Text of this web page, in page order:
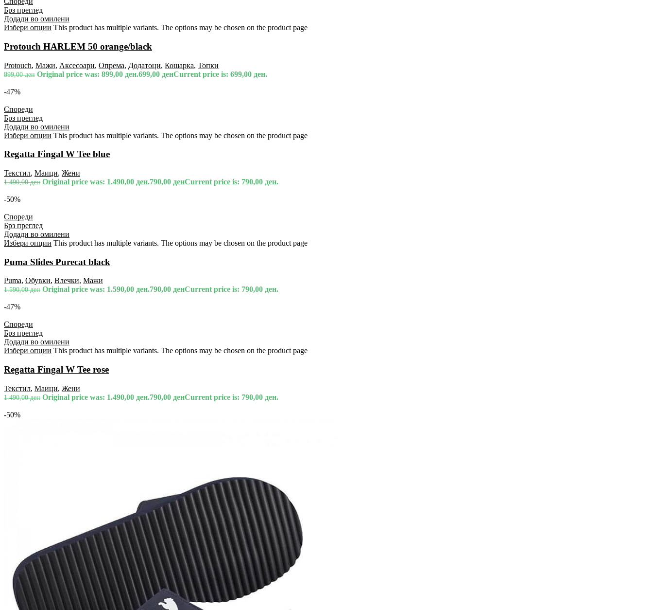
Брз преглед
Додади во омилени
Избери опции This product has multiple variants. The options may be chosen on the product page
Protouch HARLEM 50 orange/black
Protouch, Мажи, Аксесоари, Опрема, Додатоци, Кошарка, Топки
899,00ден Original price was: 899,00 ден.699,00 денCurrent price is: 699,00 ден.
-47%
Спореди
Брз преглед
Додади во омилени
Избери опции This product has multiple variants. The options may be chosen on the product page
Regatta Fingal W Tee blue
Текстил, Маици, Жени
1.490,00ден Original price was: 1.490,00 ден.790,00 денCurrent price is: 790,00 ден.
-50%
Спореди
Брз преглед
Додади во омилени
Избери опции This product has multiple variants. The options may be chosen on the product page
Puma Slides Purecat black
Puma, Обувки, Влечки, Мажи
1.590,00ден Original price was: 1.590,00 ден.790,00 денCurrent price is: 790,00 ден.
-47%
Спореди
Брз преглед
Додади во омилени
Избери опции This product has multiple variants. The options may be chosen on the product page
Regatta Fingal W Tee rose
Текстил, Маици, Жени
1.490,00ден Original price was: 1.490,00 ден.790,00 денCurrent price is: 790,00 ден.
-50%